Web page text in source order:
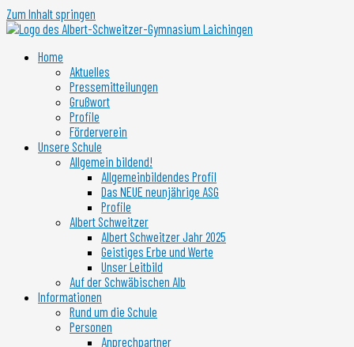
Zum Inhalt springen
Home
Aktuelles
Pressemitteilungen
Grußwort
Profile
Förderverein
Unsere Schule
Allgemein bildend!
Allgemeinbildendes Profil
Das NEUE neunjährige ASG
Profile
Albert Schweitzer
Albert Schweitzer Jahr 2025
Geistiges Erbe und Werte
Unser Leitbild
Auf der Schwäbischen Alb
Informationen
Rund um die Schule
Personen
Anprechpartner